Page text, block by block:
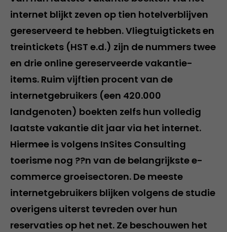
internet blijkt zeven op tien hotelverblijven
gereserveerd te hebben. Vliegtuigtickets en
treintickets (HST e.d.) zijn de nummers twee
en drie online gereserveerde vakantie-
items. Ruim vijftien procent van de
internetgebruikers (een 420.000
landgenoten) boekten zelfs hun volledig
laatste vakantie dit jaar via het internet.
Hiermee is volgens InSites Consulting
toerisme nog ??n van de belangrijkste e-
commerce groeisectoren. De meeste
internetgebruikers blijken volgens de studie
overigens uiterst tevreden over hun
reservaties op het net. Ze beschouwen het